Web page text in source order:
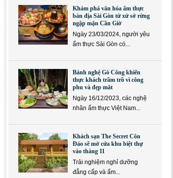
Khám phá văn hóa ẩm thực
bản địa Sài Gòn từ xứ sở rừng
ngập mặn Cần Giờ
Ngày 23/03/2024, người yêu
ẩm thực Sài Gòn có...
Bánh nghệ Gò Công khiến
thực khách trầm trồ vì công
phu và đẹp mắt
Ngày 16/12/2023, các nghệ
nhân ẩm thực Việt Nam...
Khách sạn The Secret Côn
Đảo sẽ mở cửa khu biệt thự
vào tháng 11
Trải nghiệm nghỉ dưỡng
đẳng cấp và ẩm...